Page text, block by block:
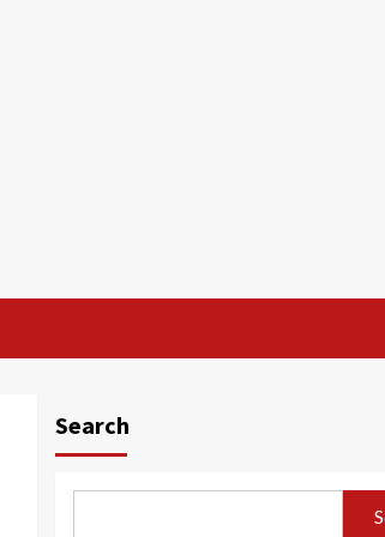
Search